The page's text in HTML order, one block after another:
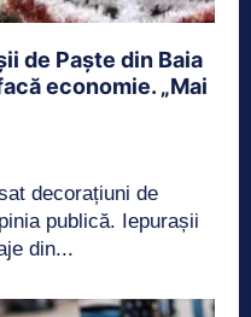
de Paște din Baia
economie. „Mai
decorațiuni de
publică. Iepurașii
din...